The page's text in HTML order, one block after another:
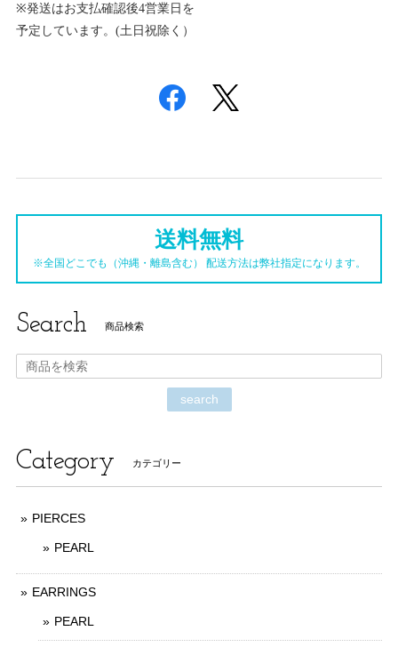
※発送はお支払確認後4営業日を
予定しています。(土日祝除く）
送料無料
※全国どこでも（沖縄・離島含む） 配送方法は弊社指定になります。
Search 商品検索
search
Category カテゴリー
PIERCES
PEARL
EARRINGS
PEARL